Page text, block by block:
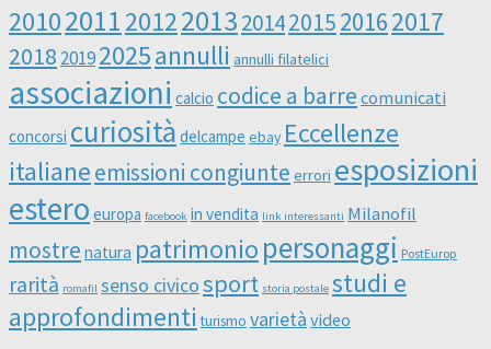
20102011201220132014201520162017
2018 20192025annulli annulli filatelici
associazioni calcio codice a barre comunicati
concorsi curiosità delcampe ebay Eccellenze
italianeemissioni congiunte errori esposizioni
estero europa facebook in vendita link interessanti Milanofil
mostre natura patrimonio personaggi PostEurop
rarità romafil senso civicosport storia postale studi e
approfondimenti turismo varietà video